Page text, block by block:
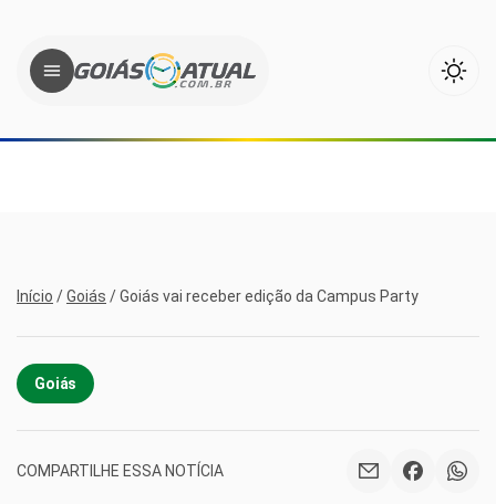
Início /Goiás /Goiás vai receber edição da Campus Party
Goiás
COMPARTILHE ESSA NOTÍCIA